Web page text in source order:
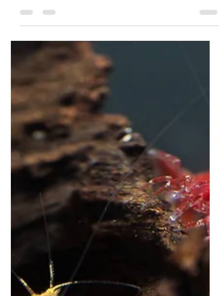
Carla Gimenez
16 juin 2025
Pourquoi les crevettes sont
fascinantes ?
Découvrez le monde fascinant des crevettes d’aquarium : leur
comportement, leur alimentation et leur environnement idéal.